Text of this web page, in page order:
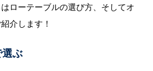
ローテーブルの選び方、そしてオ
介します！
ぶ